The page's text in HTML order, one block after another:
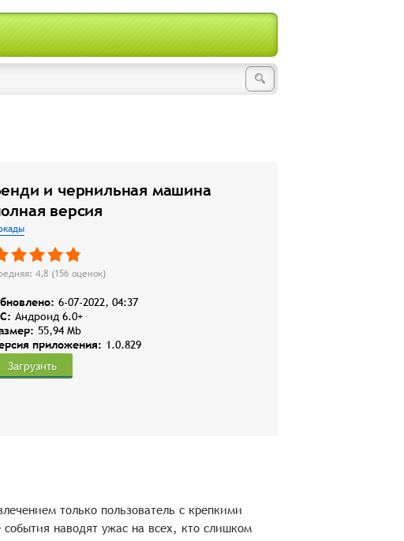
и чернильная машина
версия
4,8 (156оценок)
6-07-2022, 04:37
Андроид 6.0+
55,94 Mb
приложения: 1.0.829
Загрузить
только пользователь с крепкими
наводят ужас на всех, кто слишком